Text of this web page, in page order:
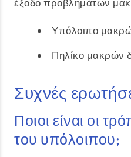
έξοδο προβλημάτων
Υπόλοιπο
Πηλίκο μακρών
Συχνές
Ποιοι είναι οι
του υπόλοιπου;